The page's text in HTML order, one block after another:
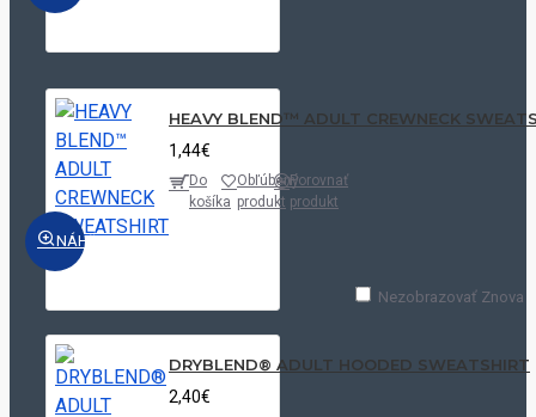
Nezobrazovať Znova
NÁHĽAD
HEAVY BLEND™ ADULT CREWNECK
1,44€
Do
košíka
Obľúbený
produkt
Porovnať
produkt
DRYBLEND® ADULT HOODED SWEATSHIRT
2,40€